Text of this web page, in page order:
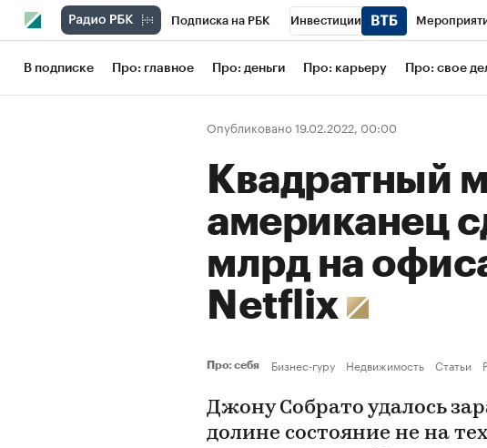
Подписка на РБК Инвестиции
Школа управления РБК РБК Образование
Рынок наличной валюты
В подписке Про: главное Про: деньги Про: карьеру Про: свое
Опубликовано 19.02.2022, 00:00
Квадратный
американец
млрд на
Netflix
Про: себя Бизнес-гуру Недвижимость Статьи
Джону Собрато удалось
долине состояние не на